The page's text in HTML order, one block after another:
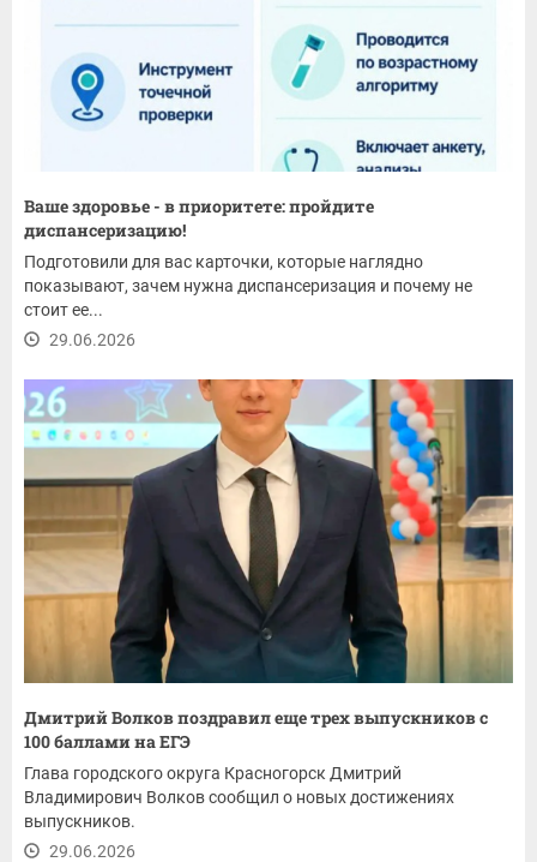
Ваше здоровье - в приоритете: пройдите
диспансеризацию!
Подготовили для вас карточки, которые наглядно
показывают, зачем нужна диспансеризация и почему не
стоит ее...
29.06.2026
Дмитрий Волков поздравил еще трех выпускников с
100 баллами на ЕГЭ
Глава городского округа Красногорск Дмитрий
Владимирович Волков сообщил о новых достижениях
выпускников.
29.06.2026